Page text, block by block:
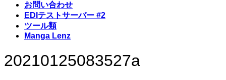
お問い合わせ
EDIテストサーバー #2
ツール類
Manga Lenz
20210125083527a